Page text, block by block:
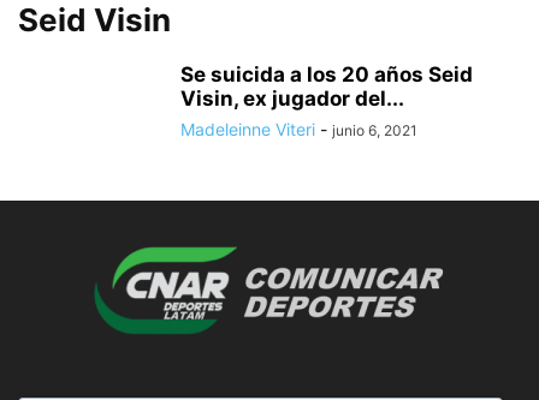
Seid Visin
Se suicida a los 20 años Seid
Visin, ex jugador del...
Madeleinne Viteri - junio 6, 2021